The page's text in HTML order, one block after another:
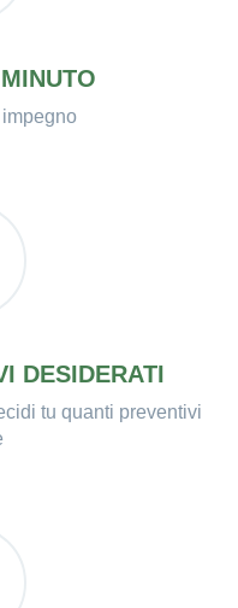
DESIDERATI
tu quanti preventivi